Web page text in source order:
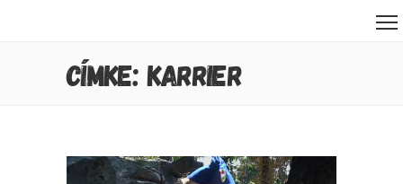
CÍMKE: KARRIER